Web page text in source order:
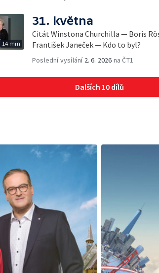
14 min
31. května
Citát Winstona Churchilla — Boris
František Janeček — Kdo to byl?
Poslední vysílání 2. 6. 2026 na ČT1
Dalších 10 dílů